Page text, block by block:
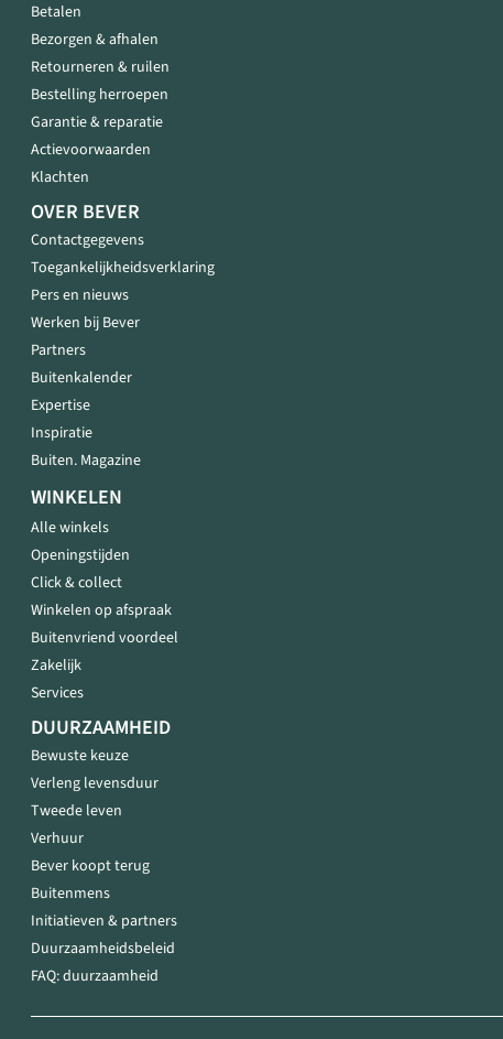
Betalen
Bezorgen & afhalen
Retourneren & ruilen
Bestelling herroepen
Garantie & reparatie
Actievoorwaarden
Klachten
OVER BEVER
Contactgegevens
Toegankelijkheidsverklaring
Pers en nieuws
Werken bij Bever
Partners
Buitenkalender
Expertise
Inspiratie
Buiten. Magazine
WINKELEN
Alle winkels
Openingstijden
Click & collect
Winkelen op afspraak
Buitenvriend voordeel
Zakelijk
Services
DUURZAAMHEID
Bewuste keuze
Verleng levensduur
Tweede leven
Verhuur
Bever koopt terug
Buitenmens
Initiatieven & partners
Duurzaamheidsbeleid
FAQ: duurzaamheid